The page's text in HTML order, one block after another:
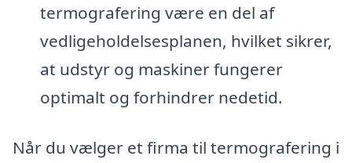
termografering være en del af
vedligeholdelsesplanen, hvilket sikrer,
at udstyr og maskiner fungerer
optimalt og forhindrer nedetid.
Når du vælger et firma til termografering i